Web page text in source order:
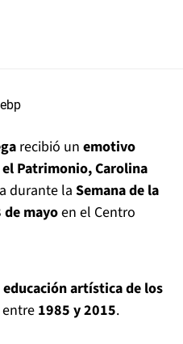
recibió un emotivo
Patrimonio, Carolina
durante la Semana de la
de mayoen el Centro
educación artística de los
entre 1985 y 2015.